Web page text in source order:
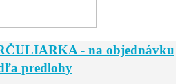
- na objednávku
predlohy